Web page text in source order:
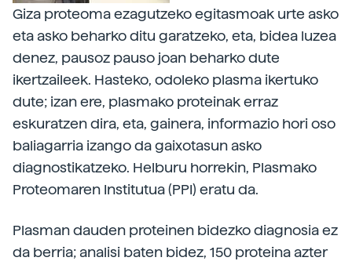
Giza proteoma ezagutzeko egitasmoak urte asko
eta asko beharko ditu garatzeko, eta, bidea luzea
denez, pausoz pauso joan beharko dute
ikertzaileek. Hasteko, odoleko plasma ikertuko
dute; izan ere, plasmako proteinak erraz
eskuratzen dira, eta, gainera, informazio hori oso
baliagarria izango da gaixotasun asko
diagnostikatzeko. Helburu horrekin, Plasmako
Proteomaren Institutua (PPI) eratu da.
Plasman dauden proteinen bidezko diagnosia ez
da berria; analisi baten bidez, 150 proteina azter